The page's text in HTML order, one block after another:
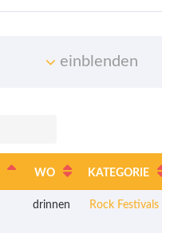
einblenden
WO KATEGORIE
drinnen Rock Festivals